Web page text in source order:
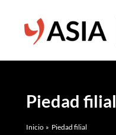
contenido
Piedad filial
Inicio Piedad filial